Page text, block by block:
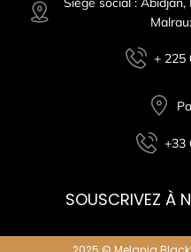
+ 225
+33
SOUSCRIVEZ À